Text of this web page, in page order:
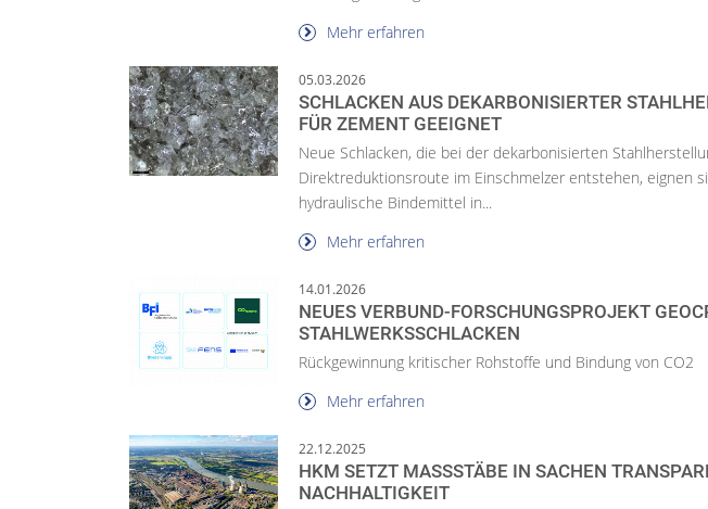
Mehr erfahren
05.03.2026
SCHLACKEN AUS DEKARBONISIERTER
FÜR ZEMENT GEEIGNET
Neue Schlacken, die bei der dekarbonisierten
Direktreduktionsroute im Einschmelzer entstehen, eignen
hydraulische Bindemittel in...
Mehr erfahren
14.01.2026
NEUES VERBUND-FORSCHUNGSPROJEKT
STAHLWERKSSCHLACKEN
Rückgewinnung kritischer Rohstoffe und Bindung von CO2
Mehr erfahren
22.12.2025
HKM SETZT MASSSTÄBE IN SACHEN
ACHHALTIGKEIT